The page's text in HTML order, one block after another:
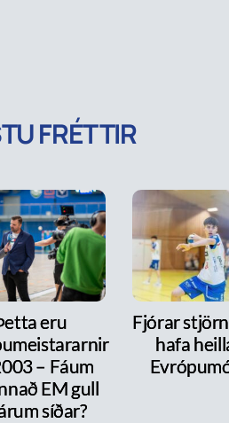
FRÉTTIR
eru
– Fáum
EM gull
síðar?
Fjórar
hafa